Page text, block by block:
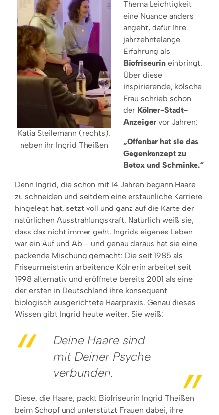
Katia Steilemann (rechts),
neben ihr Ingrid Theißen
Thema Leichtigkeit
eine Nuance anders
angeht, dafür ihre
jahrzehntelange
Erfahrung als
Biofriseurin einbringt.
Über diese
inspirierende, kölsche
Frau schrieb schon
der Kölner-Stadt-
Anzeiger vor Jahren:
„Offenbar hat sie das
Gegenkonzept zu
Botox und Schminke.“
Denn Ingrid, die schon mit 14 Jahren begann Haare
zu schneiden und seitdem eine erstaunliche Karriere
hingelegt hat, setzt voll und ganz auf die Karte der
natürlichen Ausstrahlungskraft. Natürlich weiß sie,
dass das nicht immer geht. Ingrids eigenes Leben
war ein Auf und Ab ­– und genau daraus hat sie eine
packende Mischung gemacht: Die seit 1985 als
Friseurmeisterin arbeitende Kölnerin arbeitet seit
1998 alternativ und eröffnete bereits 2001 als eine
der ersten in Deutschland ihre konsequent
biologisch ausgerichtete Haarpraxis. Genau dieses
Wissen gibt Ingrid heute weiter. Sie weiß:
Deine Haare sind
mit Deiner Psyche
verbunden.
Diese, die Haare, packt Biofriseurin Ingrid Theißen
beim Schopf und unterstützt Frauen dabei, ihre